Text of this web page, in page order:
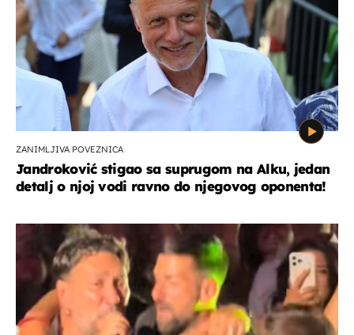
ZANIMLJIVA POVEZNICA
Jandroković stigao sa suprugom na Alku, jedan
detalj o njoj vodi ravno do njegovog oponenta!